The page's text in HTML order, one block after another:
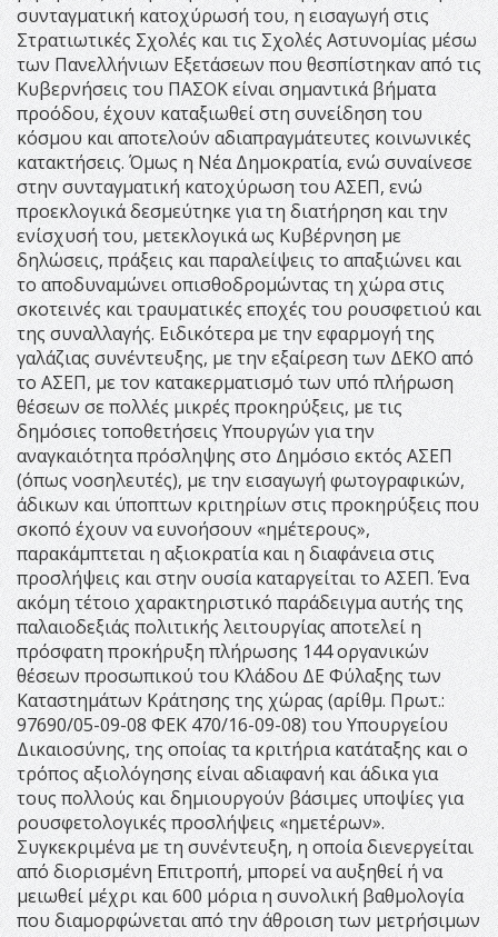
συνταγματική κατοχύρωσή του, η εισαγωγή στις
Στρατιωτικές Σχολές και τις Σχολές Αστυνομίας μέσω
των Πανελλήνιων Εξετάσεων που θεσπίστηκαν από τις
Κυβερνήσεις του ΠΑΣΟΚ είναι σημαντικά βήματα
προόδου, έχουν καταξιωθεί στη συνείδηση του
κόσμου και αποτελούν αδιαπραγμάτευτες κοινωνικές
κατακτήσεις. Όμως η Νέα Δημοκρατία, ενώ συναίνεσε
στην συνταγματική κατοχύρωση του ΑΣΕΠ, ενώ
προεκλογικά δεσμεύτηκε για τη διατήρηση και την
ενίσχυσή του, μετεκλογικά ως Κυβέρνηση με
δηλώσεις, πράξεις και παραλείψεις το απαξιώνει και
το αποδυναμώνει οπισθοδρομώντας τη χώρα στις
σκοτεινές και τραυματικές εποχές του ρουσφετιού και
της συναλλαγής. Ειδικότερα με την εφαρμογή της
γαλάζιας συνέντευξης, με την εξαίρεση των ΔΕΚΟ από
το ΑΣΕΠ, με τον κατακερματισμό των υπό πλήρωση
θέσεων σε πολλές μικρές προκηρύξεις, με τις
δημόσιες τοποθετήσεις Υπουργών για την
αναγκαιότητα πρόσληψης στο Δημόσιο εκτός ΑΣΕΠ
(όπως νοσηλευτές), με την εισαγωγή φωτογραφικών,
άδικων και ύποπτων κριτηρίων στις προκηρύξεις που
σκοπό έχουν να ευνοήσουν «ημέτερους»,
παρακάμπτεται η αξιοκρατία και η διαφάνεια στις
προσλήψεις και στην ουσία καταργείται το ΑΣΕΠ. Ένα
ακόμη τέτοιο χαρακτηριστικό παράδειγμα αυτής της
παλαιοδεξιάς πολιτικής λειτουργίας αποτελεί η
πρόσφατη προκήρυξη πλήρωσης 144 οργανικών
θέσεων προσωπικού του Κλάδου ΔΕ Φύλαξης των
Καταστημάτων Κράτησης της χώρας (αρίθμ. Πρωτ.:
97690/05-09-08 ΦΕΚ 470/16-09-08) του Υπουργείου
Δικαιοσύνης, της οποίας τα κριτήρια κατάταξης και ο
τρόπος αξιολόγησης είναι αδιαφανή και άδικα για
τους πολλούς και δημιουργούν βάσιμες υποψίες για
ρουσφετολογικές προσλήψεις «ημετέρων».
Συγκεκριμένα με τη συνέντευξη, η οποία διενεργείται
από διορισμένη Επιτροπή, μπορεί να αυξηθεί ή να
μειωθεί μέχρι και 600 μόρια η συνολική βαθμολογία
που διαμορφώνεται από την άθροιση των μετρήσιμων